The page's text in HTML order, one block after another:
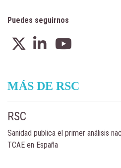
Puedes seguirnos
MÁS DE RSC
RSC
Sanidad publica el primer análisis
TCAE en España